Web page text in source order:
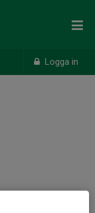
Logga in